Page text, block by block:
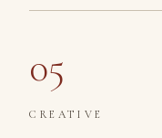
05
CREATIVE